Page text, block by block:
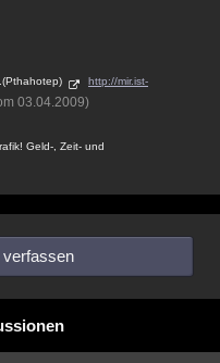
http://mir.ist-
03.04.2009)
Geld-, Zeit- und
verfassen